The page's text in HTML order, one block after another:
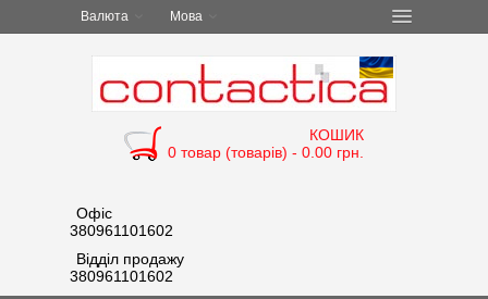
Валюта Мова
КОШИК
0 товар (товарів) - 0.00 грн.
Офіс
380961101602
Відділ продажу
380961101602